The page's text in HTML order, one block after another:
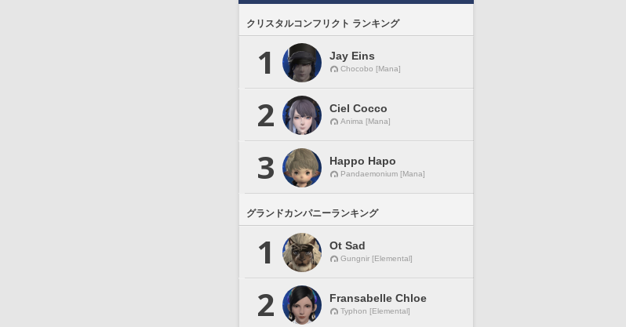
クリスタルコンフリクト ランキング
1 Jay Eins
Chocobo [Mana]
2 Ciel Cocco
Anima [Mana]
3 Happo Hapo
Pandaemonium [Mana]
グランドカンパニーランキング
1 Ot Sad
Gungnir [Elemental]
2 Fransabelle Chloe
Typhon [Elemental]